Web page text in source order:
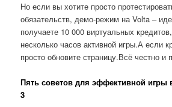
Но если вы хотите просто
обязательств, демо-режим на Volta –
получаете 10 000 виртуальных
несколько часов активной игры.А если
просто обновите страницу.Всё честно и
Пять советов для эффективной игры
3